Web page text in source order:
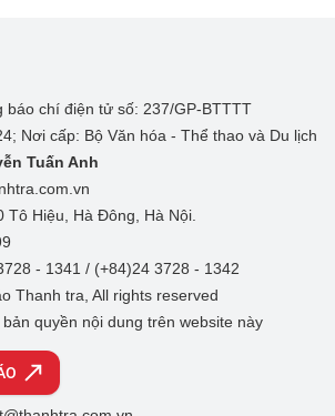
báo chí điện tử số: 237/GP-BTTTT
Nơi cấp: Bộ Văn hóa - Thể thao và Du lịch
Tuấn Anh
Tô Hiệu, Hà Đông, Hà Nội.
- 1341 / (+84)24 3728 - 1342
Thanh tra, All rights reserved
quyền nội dung trên website này